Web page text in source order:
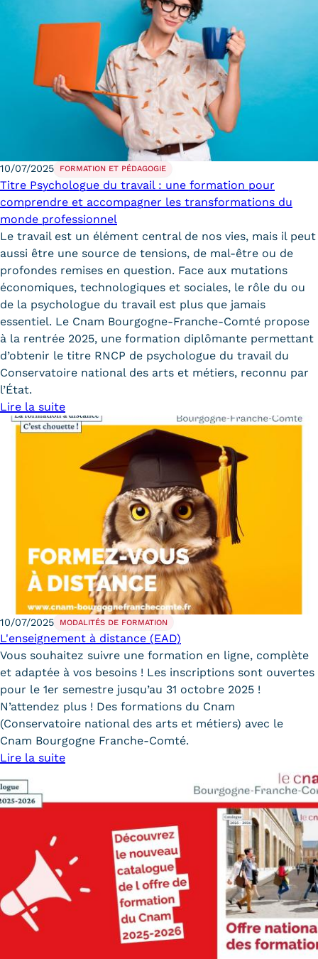
10/07/2025 FORMATION ET PÉDAGOGIE
Titre Psychologue du travail : une formation pour
comprendre et accompagner les transformations du
monde professionnel
Le travail est un élément central de nos vies, mais il peut
aussi être une source de tensions, de mal-être ou de
profondes remises en question. Face aux mutations
économiques, technologiques et sociales, le rôle du ou
de la psychologue du travail est plus que jamais
essentiel. Le Cnam Bourgogne-Franche-Comté propose
à la rentrée 2025, une formation diplômante permettant
d’obtenir le titre RNCP de psychologue du travail du
Conservatoire national des arts et métiers, reconnu par
l’État.
Lire la suite
10/07/2025 MODALITÉS DE FORMATION
L'enseignement à distance (EAD)
Vous souhaitez suivre une formation en ligne, complète
et adaptée à vos besoins ! Les inscriptions sont ouvertes
pour le 1er semestre jusqu’au 31 octobre 2025 !
N’attendez plus ! Des formations du Cnam
(Conservatoire national des arts et métiers) avec le
Cnam Bourgogne Franche-Comté.
Lire la suite